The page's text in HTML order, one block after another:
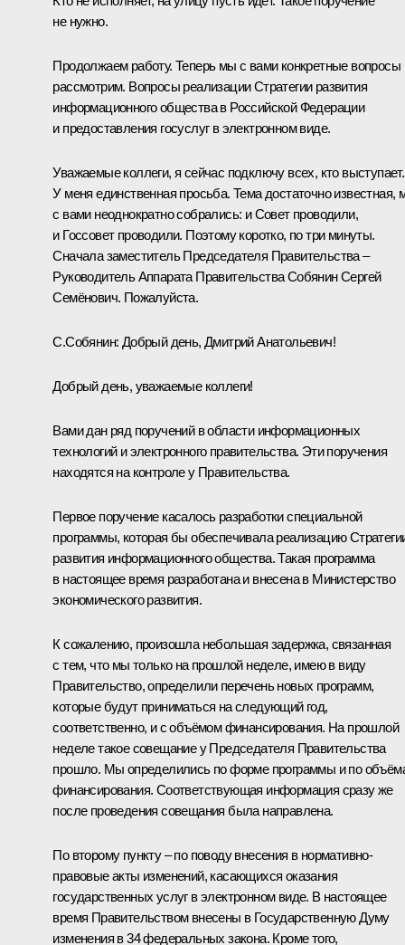
не нужно.
Продолжаем работу. Теперь мы с вами конкретные вопросы
рассмотрим. Вопросы реализации Стратегии развития
информационного общества в Российской Федерации
и предоставления госуслуг в электронном виде.
Уважаемые коллеги, я сейчас подключу всех, кто выступает.
У меня единственная просьба. Тема достаточно известная,
с вами неоднократно собрались: и Совет проводили,
и Госсоветпроводили. Поэтому коротко, по три минуты.
Сначала заместитель Председателя Правительства –
Руководитель Аппарата Правительства Собянин Сергей
Семёнович. Пожалуйста.
С.Собянин: Добрый день, Дмитрий Анатольевич!
Добрый день, уважаемые коллеги!
Вами дан ряд поручений в области информационных
технологий и электронного правительства. Эти поручения
находятся на контроле у Правительства.
Первое поручение касалось разработки специальной
программы, которая бы обеспечивала реализацию
развития информационного общества. Такая программа
в настоящее время разработана и внесена в Министерство
экономического развития.
К сожалению, произошла небольшая задержка, связанная
с тем, что мы только на прошлой неделе, имею в виду
Правительство, определили перечень новых программ,
которые будут приниматься на следующий год,
соответственно, и с объёмом финансирования. На прошлой
неделе такое совещание у Председателя Правительства
прошло. Мы определились по форме программы и по
финансирования. Соответствующая информация сразу же
после проведения совещания была направлена.
По второму пункту – по поводу внесения в нормативно-
правовые акты изменений, касающихся оказания
государственных услуг в электронном виде. В настоящее
время Правительством внесены в Государственную Думу
изменения в 34 федеральных закона. Кроме того,